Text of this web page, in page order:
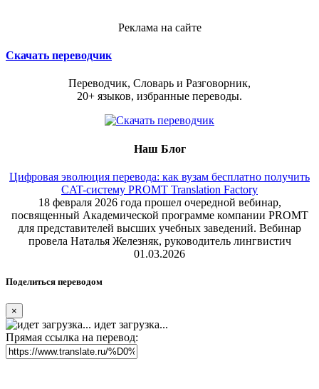
Реклама на сайте
Скачать переводчик
Переводчик, Словарь и Разговорник,
20+ языков, избранные переводы.
Наш Блог
Цифровая эволюция перевода: как вузам бесплатно получить
CAT-систему PROMT Translation Factory
18 февраля 2026 года прошел очередной вебинар,
посвященный Академической программе компании PROMT
для представителей высших учебных заведений. Вебинар
провела Наталья Железняк, руководитель лингвистич
01.03.2026
Поделиться переводом
×
идет загрузка...
Прямая ссылка на перевод: